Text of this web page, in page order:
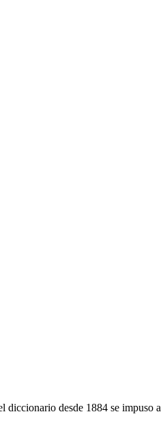
diccionario desde 1884 se